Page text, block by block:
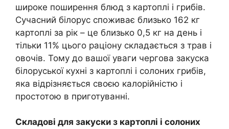
широке поширення блюд з картоплі і грибів.
Сучасний білорус споживає близько 162 кг
картоплі за рік – це близько 0,5 кг на день і
тільки 11% цього раціону складається з трав і
овочів. Тому до вашої уваги чергова закуска
білоруської кухні з картоплі і солоних грибів,
яка відрізняється своєю калорійністю і
простотою в приготуванні.
Складові для закуски з картоплі і солоних